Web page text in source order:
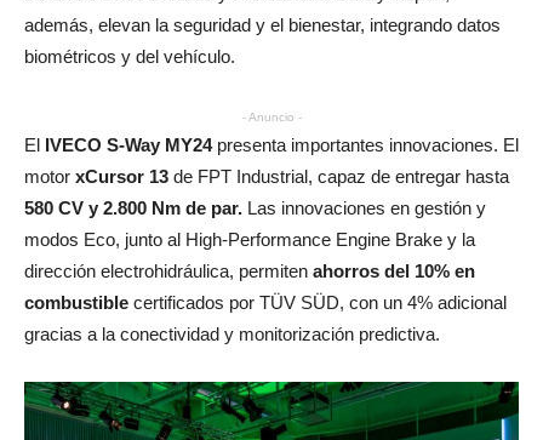
además, elevan la seguridad y el bienestar, integrando datos
biométricos y del vehículo.
- Anuncio -
El IVECO S-Way MY24presenta importantes innovaciones. El
motor xCursor 13 de FPT Industrial, capaz de entregar hasta
580 CV y 2.800 Nm de par. Las innovaciones en gestión y
modos Eco, junto al High-Performance Engine Brake y la
dirección electrohidráulica, permiten ahorros del 10% en
combustible certificados por TÜV SÜD, con un 4% adicional
gracias a la conectividad y monitorización predictiva.